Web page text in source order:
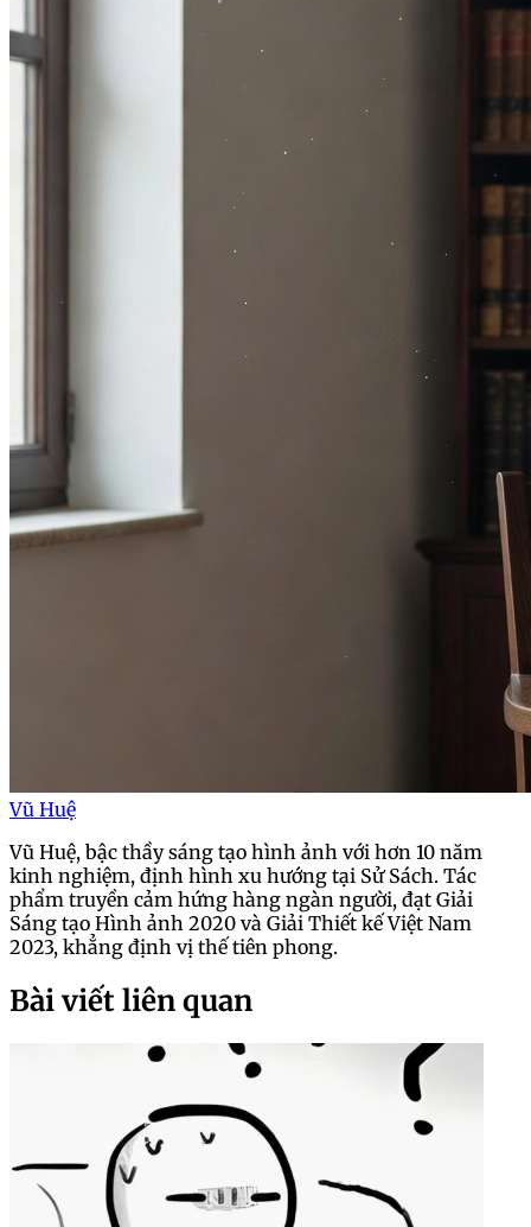
Vũ Huệ
Vũ Huệ, bậc thầy sáng tạo hình ảnh với hơn 10 năm
kinh nghiệm, định hình xu hướng tại Sử Sách. Tác
phẩm truyền cảm hứng hàng ngàn người, đạt Giải
Sáng tạo Hình ảnh 2020 và Giải Thiết kế Việt Nam
2023, khẳng định vị thế tiên phong.
Bài viết liên quan